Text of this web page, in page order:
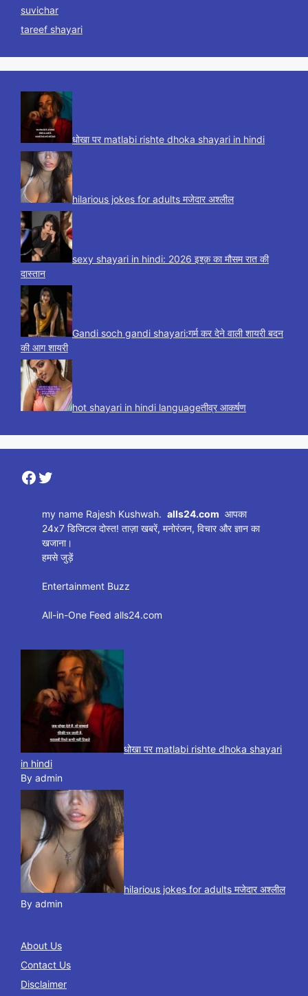
suvichar
tareef shayari
धोखा पर matlabi rishte dhoka shayari in hindi
hilarious jokes for adults मजेदार अश्लील
sexy shayari in hindi: 2026 इश्क़ का मौसम रात की
दास्तान
Gandi soch gandi shayari:गर्म कर देने वाली शायरी बदन
की आग शायरी
hot shayari in hindi languageतीव्र आकर्षण
Facebook
Twitter
my name Rajesh Kushwah.alls24.com आपका
24x7 डिजिटल दोस्त! ताज़ा खबरें, मनोरंजन, विचार और ज्ञान का
खजाना।
हमसे जुड़ें
Entertainment Buzz
All-in-One Feed alls24.com
धोखा पर matlabi rishte dhoka shayari
in hindi
By admin
hilarious jokes for adults मजेदार अश्लील
By admin
About Us
Contact Us
Disclaimer